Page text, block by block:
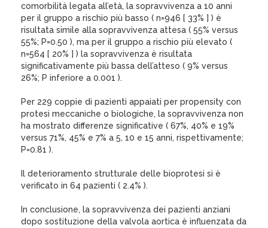
comorbilità legata all’età, la sopravvivenza a 10 anni
per il gruppo a rischio più basso ( n=946 [ 33% ] ) è
risultata simile alla sopravvivenza attesa ( 55% versus
55%; P=0.50 ), ma per il gruppo a rischio più elevato (
n=564 [ 20% ] ) la sopravvivenza è risultata
significativamente più bassa dell’atteso ( 9% versus
26%; P inferiore a 0.001 ).
Per 229 coppie di pazienti appaiati per propensity con
protesi meccaniche o biologiche, la sopravvivenza non
ha mostrato differenze significative ( 67%, 40% e 19%
versus 71%, 45% e 7% a 5, 10 e 15 anni, rispettivamente;
P=0.81 ).
Il deterioramento strutturale delle bioprotesi si è
verificato in 64 pazienti ( 2.4% ).
In conclusione, la sopravvivenza dei pazienti anziani
dopo sostituzione della valvola aortica è influenzata da